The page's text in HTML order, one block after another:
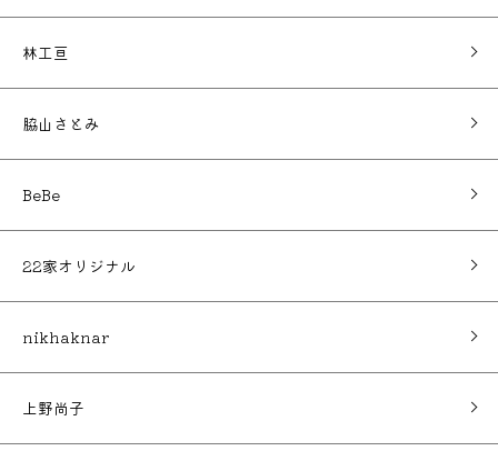
林工亘
脇山さとみ
BeBe
22家オリジナル
nikhaknar
上野尚子